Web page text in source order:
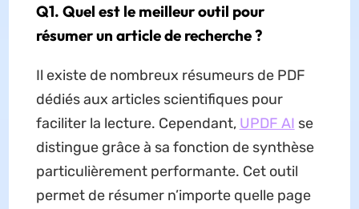
Q1. Quel est le meilleur outil pour
résumer un article de recherche ?
Il existe de nombreux résumeurs de PDF
dédiés aux articles scientifiques pour
faciliter la lecture. Cependant, UPDF AI se
distingue grâce à sa fonction de synthèse
particulièrement performante. Cet outil
permet de résumer n’importe quelle page